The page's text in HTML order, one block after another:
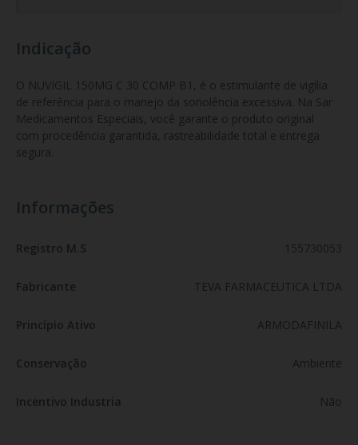
Indicação
O NUVIGIL 150MG C 30 COMP B1, é o estimulante de vigília
de referência para o manejo da sonolência excessiva. Na Sar
Medicamentos Especiais, você garante o produto original
com procedência garantida, rastreabilidade total e entrega
segura.
Informações
Registro M.S 155730053
Fabricante TEVA FARMACEUTICA LTDA
Princípio Ativo ARMODAFINILA
Conservação Ambiente
Incentivo Industria Não